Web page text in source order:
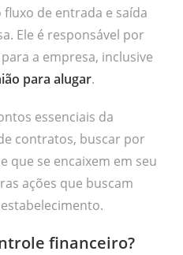
de entrada e saída
Ele é responsável por
a empresa, inclusive
para alugar.
essenciais da
contratos, buscar por
que se encaixem em seu
ações que buscam
financeiro?